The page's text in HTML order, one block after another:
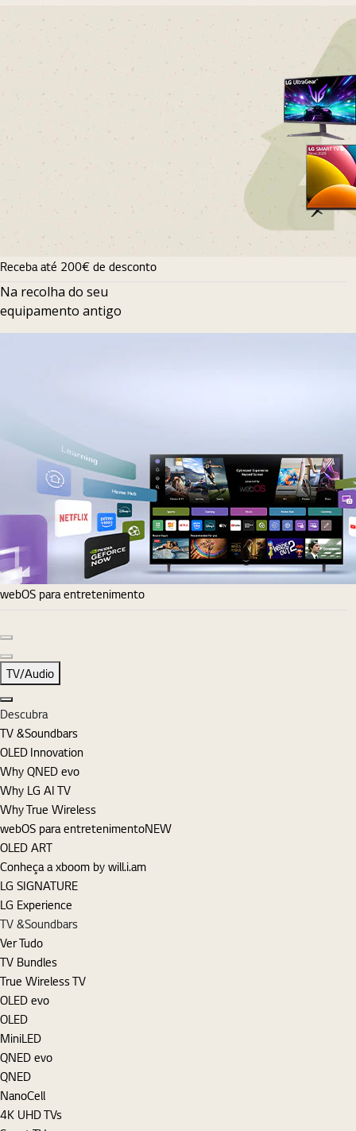
Receba até 200€ de desconto
Na recolha do seu
equipamento antigo
webOS para entretenimento
Diapositivo seguinte
TV/Audio
Fechar
Descubra
TV &Soundbars
OLED Innovation
Why QNED evo
Why LG AI TV
Why True Wireless
webOS para entretenimentoNEW
OLED ART
Conheça a xboom by will.i.am
LG SIGNATURE
LG Experience
TV &Soundbars
Ver Tudo
TV Bundles
True Wireless TV
OLED evo
OLED
MiniLED
QNED evo
QNED
NanoCell
4K UHD TVs